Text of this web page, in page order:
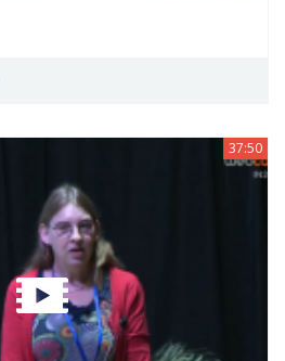
37:50